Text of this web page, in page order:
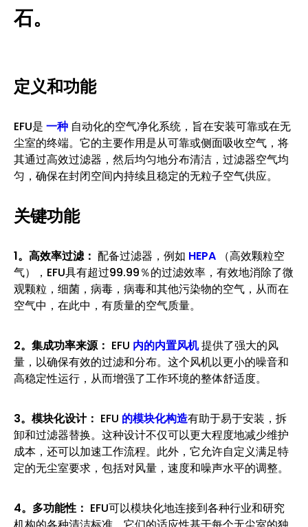
石。
定义和功能
EFU是 一种 自动化的空气净化系统，旨在安装可靠或在无
尘室的终端。它的主要作用是从可靠或侧面吸收空气，将
其通过高效过滤器，然后均匀地分布清洁，过滤器空气均
匀，确保在封闭空间内持续且稳定的无粒子空气供应。
关键功能
1。高效率过滤： 配备过滤器，例如 HEPA
（高效颗粒空
气），EFU具有超过99.99％的过滤效率，有效地消除了微
观颗粒，细菌，病毒，病毒和其他污染物的空气，从而在
空气中，在此中，有质量的空气质量。
2。集成功率来源： EFU 内的内置风机提供了强大的风
量，以确保有效的过滤和分布。这个风机以更小的噪音和
高稳定性运行，从而增强了工作环境的整体舒适度。
3。模块化设计： EFU 的模块化构造有助于易于安装，拆
卸和过滤器替换。这种设计不仅可以更大程度地减少维护
成本，还可以加速工作流程。此外，它允许自定义满足特
定的无尘室要求，包括对风量，速度和噪声水平的调整。
4。多功能性： EFU可以模块化地连接到各种行业和研究